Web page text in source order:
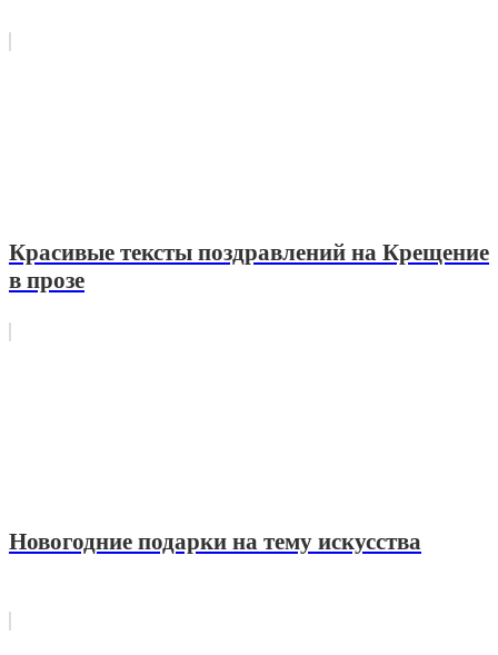
Красивые тексты поздравлений на Крещение
в прозе
Новогодние подарки на тему искусства